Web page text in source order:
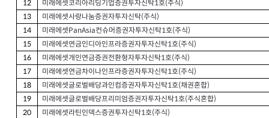
12
미래에셋코리아리딩기업증권투자신탁1호(주식)
13
미래에셋사랑나눔증권자투자신탁(주식)
14
미래에셋PanAsia컨슈머증권자투자신탁1호(주식)
15
미래에셋연금인디아인프라증권자투자신탁1호(주식)
16
미래에셋개인연금증권전환형자투자신탁1호(주식)
17
미래에셋연금차이나인프라증권자투자신탁1호(주식)
18
미래에셋글로벌배당과인컴증권자투자신탁1호(채권혼합)
19
미래에셋글로벌배당프리미엄증권자투자신탁1호(주식혼합)
20
미래에셋라틴인덱스증권투자신탁1호(주식)